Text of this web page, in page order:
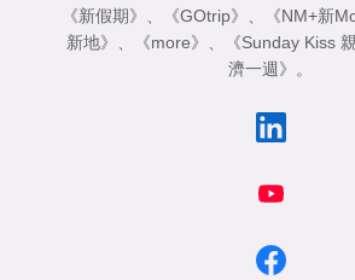
《新假期》
《GOtrip》 《NM+新
新地》
《more》 《Sunday Kiss
濟一週》
。